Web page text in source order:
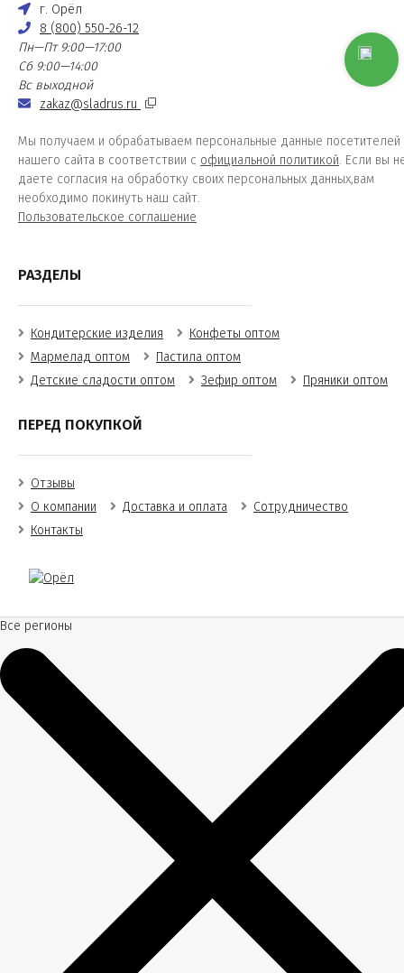
г. Орёл
8 (800) 550-26-12
Пн—Пт 9:00—17:00
Сб 9:00—14:00
Вс выходной
zakaz@sladrus.ru
Мы получаем и обрабатываем персональные данные посетителей
нашего сайта в соответствии с официальной политикой. Если вы
даете согласия на обработку своих персональных данных,вам
необходимо покинуть наш сайт.
Пользовательское соглашение
РАЗДЕЛЫ
Кондитерские изделия
Конфеты оптом
Мармелад оптом
Пастила оптом
Детские сладости оптом
Зефир оптом Пряники оптом
ПЕРЕД ПОКУПКОЙ
Отзывы
О компании
Доставка и оплата
Сотрудничество
Контакты
Все регионы